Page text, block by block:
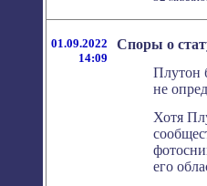
01.09.2022
14:09
Споры о
Плутон
не
Хотя
его